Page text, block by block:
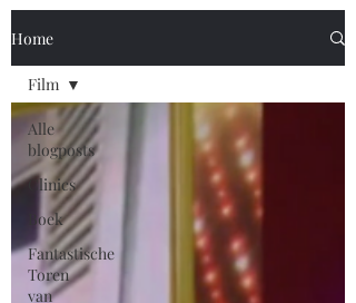
Home
Alle
blogposts
Clinics
Boek
Fantastische
Toren
van
Film